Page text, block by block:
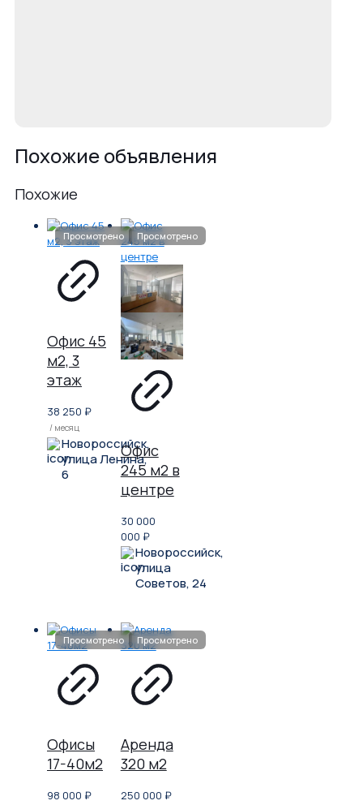
Похожие объявления
Похожие
Офис 45
м2, 3
этаж
38 250 ₽
/ месяц
Новороссийск,
улица Ленина,
6
Офис
245 м2 в
центре
30 000
000 ₽
Новороссийск,
улица
Советов, 24
Офисы
17-40м2
98 000 ₽
Аренда
320 м2
250 000 ₽